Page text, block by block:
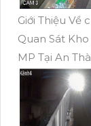
Giới Thiệu Về
Quan Sát
MP Tại An